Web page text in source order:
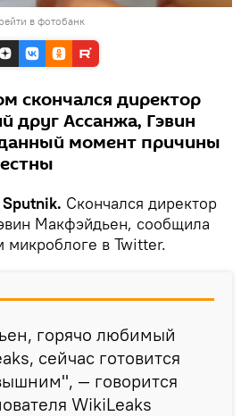
в фотобанк
скончался директор
друг Ассанжа, Гэвин
момент причины
Скончался директор
микроблоге в Twitter.
горячо любимый
сейчас готовится
— говорится
WikiLeaks